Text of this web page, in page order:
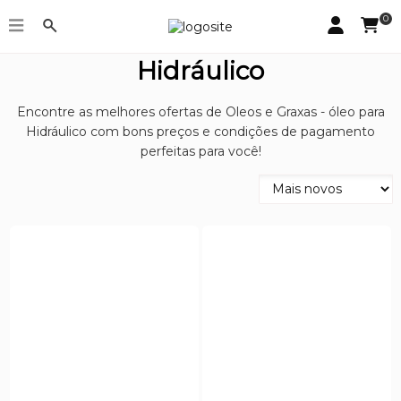
0
Oleos e Graxas - óleo para
Hidráulico
Encontre as melhores ofertas de Oleos e Graxas - óleo para
Hidráulico com bons preços e condições de pagamento
perfeitas para você!